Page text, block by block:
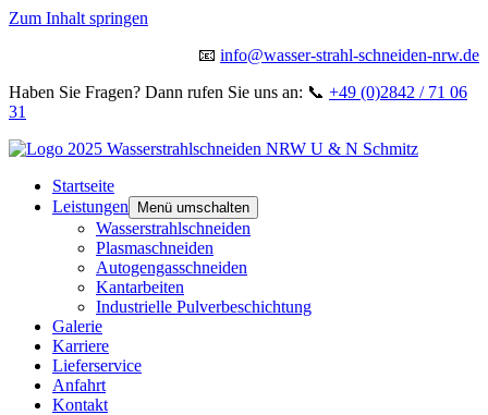
Zum Inhalt springen
📧 info@wasser-strahl-schneiden-nrw.de
Haben Sie Fragen? Dann rufen Sie uns an: 📞 +49 (0)2842 / 71 06
31
Startseite
Leistungen
Menü umschalten
Wasserstrahlschneiden
Plasmaschneiden
Autogengasschneiden
Kantarbeiten
Industrielle Pulverbeschichtung
Galerie
Karriere
Lieferservice
Anfahrt
Kontakt